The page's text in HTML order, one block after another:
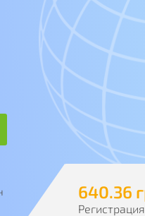
640.36
Регистрация